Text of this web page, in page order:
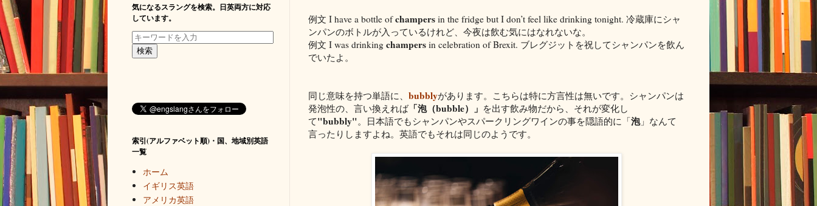
例文 I have a bottle ofchampers in the fridge but I don’t feel like drinking tonight. 冷蔵庫にシャ
ンパンのボトルが入っているけれど、今夜は飲む気にはなれないな。
例文 I was drinking champers in celebration of Brexit. ブレグジットを祝してシャンパンを飲ん
でいたよ。
同じ意味を持つ単語に、 bubblyがあります。こちらは特に方言性は無いです。シャンパンは
発泡性の、言い換えれば「泡（bubble）」 を出す飲み物だから、それが変化し
て"bubbly"。日本語でもシャンパンやスパークリングワインの事を隠語的に「泡」なんて
言ったりしますよね。英語でもそれは同じのようです。
気になるスラングを検索。日英両方に対応
しています。
索引(アルファベット順)・国、地域別英語
一覧
ホーム
イギリス英語
アメリカ英語